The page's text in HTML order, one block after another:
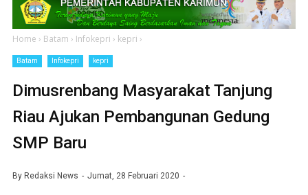
Home › Batam › Infokepri › kepri ›
Batam Infokepri kepri
Dimusrenbang Masyarakat Tanjung
Riau Ajukan Pembangunan Gedung
SMP Baru
By Redaksi News Jumat, 28 Februari 2020